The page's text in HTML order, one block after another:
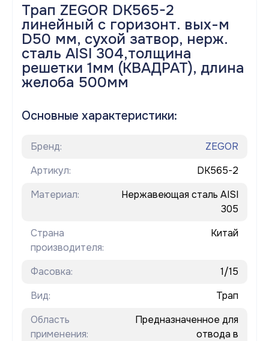
Трап ZEGOR DK565-2
линейный с горизонт. вых-м
D50 мм, сухой затвор, нерж.
сталь AISI 304,толщина
решетки 1мм (КВАДРАТ), длина
желоба 500мм
Основные характеристики:
Бренд:
ZEGOR
Артикул:
DK565-2
Материал:
Нержавеющая сталь AISI
305
Страна
производителя:
Китай
Фасовка:
1/15
Вид:
Трап
Область
применения:
Предназначенное для
отвода в